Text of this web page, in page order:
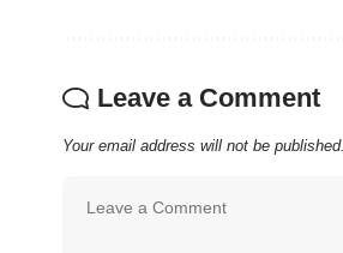
Leave a Comment
Your email address will not be published.